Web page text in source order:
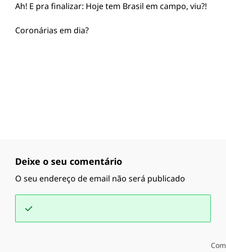
Ah! E pra finalizar: Hoje tem Brasil em campo, viu?!
Coronárias em dia?
Deixe o seu comentário
O seu endereço de email não será publicado